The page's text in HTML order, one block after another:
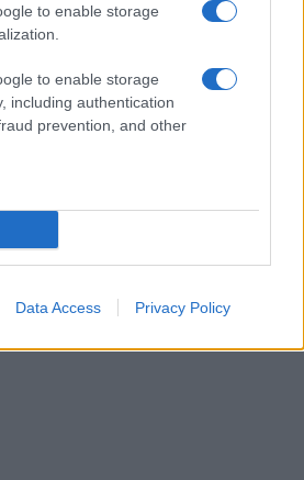
to enable storage
to enable storage
including authentication
prevention, and other
Data Access Privacy Policy